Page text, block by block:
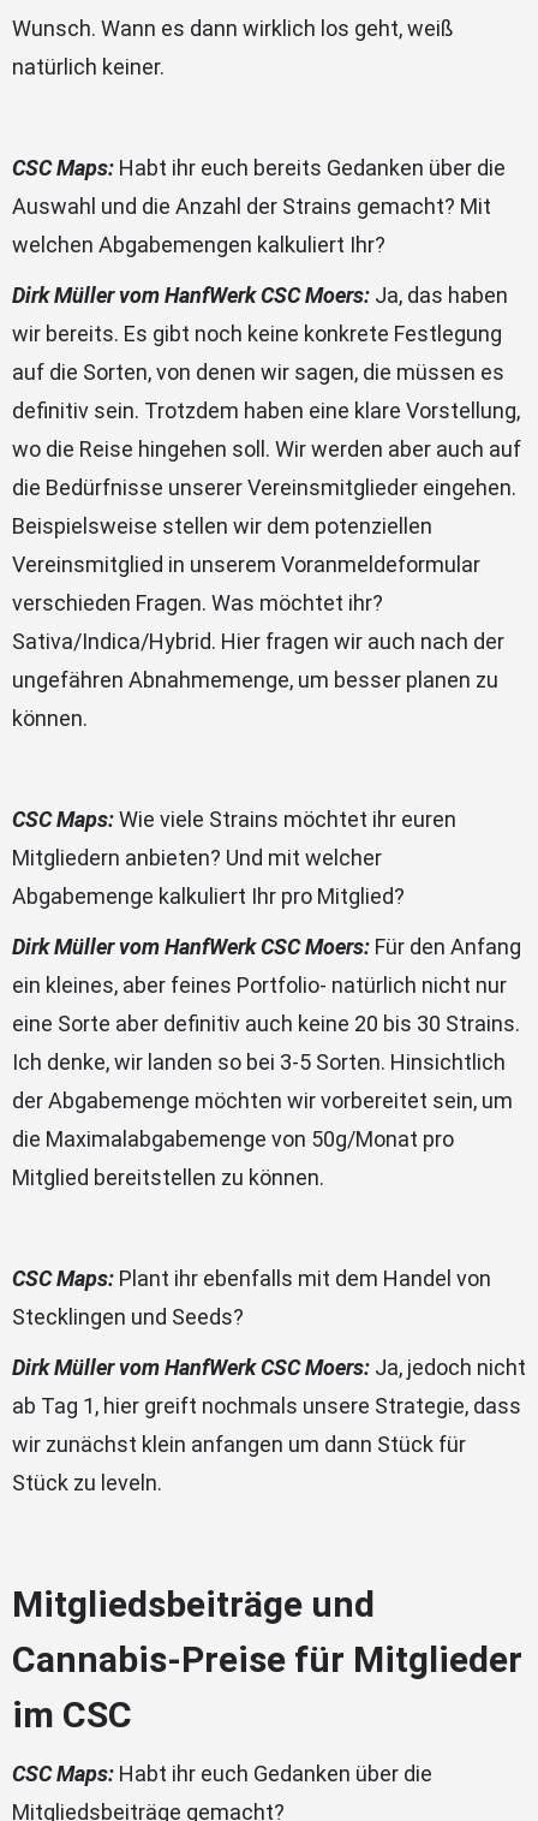
Wunsch. Wann es dann wirklich los geht, weiß
natürlich keiner.
CSC Maps: Habt ihr euch bereits Gedanken über die
Auswahl und die Anzahl der Strains gemacht? Mit
welchen Abgabemengen kalkuliert Ihr?
Dirk Müller vom HanfWerk CSC Moers: Ja, das haben
wir bereits. Es gibt noch keine konkrete Festlegung
auf die Sorten, von denen wir sagen, die müssen es
definitiv sein. Trotzdem haben eine klare Vorstellung,
wo die Reise hingehen soll. Wir werden aber auch auf
die Bedürfnisse unserer Vereinsmitglieder eingehen.
Beispielsweise stellen wir dem potenziellen
Vereinsmitglied in unserem Voranmeldeformular
verschieden Fragen. Was möchtet ihr?
Sativa/Indica/Hybrid. Hier fragen wir auch nach der
ungefähren Abnahmemenge, um besser planen zu
können.
CSC Maps:Wie viele Strains möchtet ihr euren
Mitgliedern anbieten? Und mit welcher
Abgabemenge kalkuliert Ihr pro Mitglied?
Dirk Müller vom HanfWerk CSC Moers: Für den Anfang
ein kleines, aber feines Portfolio- natürlich nicht nur
eine Sorte aber definitiv auch keine 20 bis 30 Strains.
Ich denke, wir landen so bei 3-5 Sorten. Hinsichtlich
der Abgabemenge möchten wir vorbereitet sein, um
die Maximalabgabemenge von 50g/Monat pro
Mitglied bereitstellen zu können.
CSC Maps: Plant ihr ebenfalls mit dem Handel von
Stecklingen und Seeds?
Dirk Müller vom HanfWerk CSC Moers: Ja, jedoch nicht
ab Tag 1, hier greift nochmals unsere Strategie, dass
wir zunächst klein anfangen um dann Stück für
Stück zu leveln.
Mitgliedsbeiträge und
Cannabis-Preise für Mitglieder
im CSC
CSC Maps: Habt ihr euch Gedanken über die
Mitgliedsbeiträge gemacht?